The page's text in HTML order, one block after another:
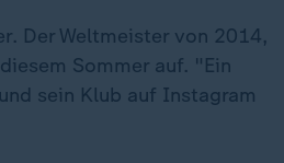
Der Weltmeister von 2014,
Sommer auf. "Ein
sein Klub auf Instagram